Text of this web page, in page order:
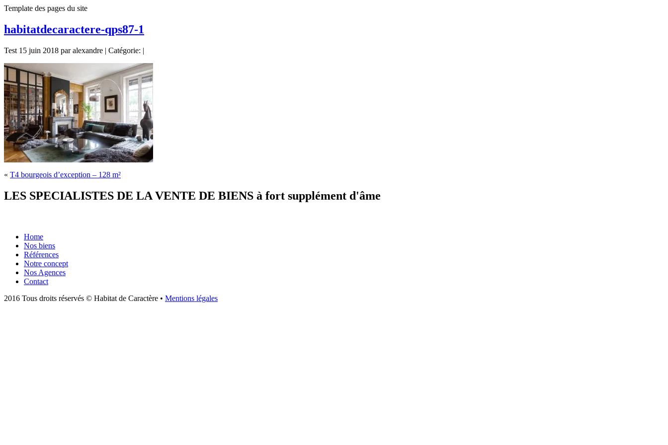
Template des pages du site
habitatdecaractere-qps87-1
Test 15 juin 2018 par alexandre | Catégorie: |
« T4 bourgeois d’exception – 128 m²
LES SPECIALISTES DE LA VENTE DE BIENS à fort supplément d'âme
Home
Nos biens
Références
Notre concept
Nos Agences
Contact
2016 Tous droits réservés © Habitat de Caractère • Mentions légales